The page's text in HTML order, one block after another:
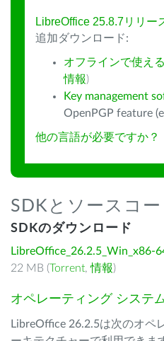
LibreOffice 25.8.7リリー
追加ダウンロード:
オフラインで使え
情報)
Key management
OpenPGP feature
他の言語が必要ですか？
SDKとソースコー
SDKのダウンロード
LibreOffice_26.2.5_Win_x86-
22 MB (Torrent,情報)
オペレーティング システ
LibreOffice 26.2.5は次のオペ